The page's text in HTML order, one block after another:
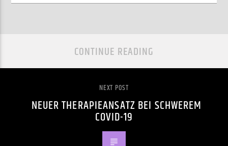
CONTINUE READING
NEXT POST
NEUER THERAPIEANSATZ BEI SCHWEREM
COVID-19